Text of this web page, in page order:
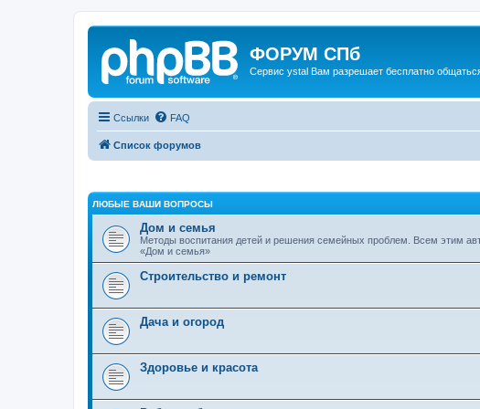
ФОРУМ СПб
Сервис ystal Вам разрешает бесплатно
Ссылки FAQ
Список форумов
ЛЮБЫЕ ВАШИ ВОПРОСЫ
Дом и семья
Методы воспитания детей и решения семейных проблем. Всем этим
«Дом и семья»
Строительство и ремонт
Дача и огород
Здоровье и красота